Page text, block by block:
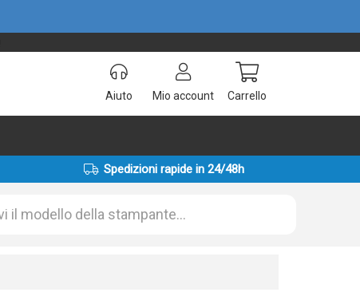
Aiuto Mio account Carrello
Spedizioni rapide in 24/48h